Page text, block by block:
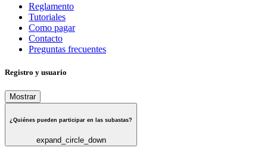
Reglamento
Tutoriales
Como pagar
Contacto
Preguntas frecuentes
Registro y usuario
Mostrar
¿Quiénes pueden participar en las subastas?
expand_circle_down